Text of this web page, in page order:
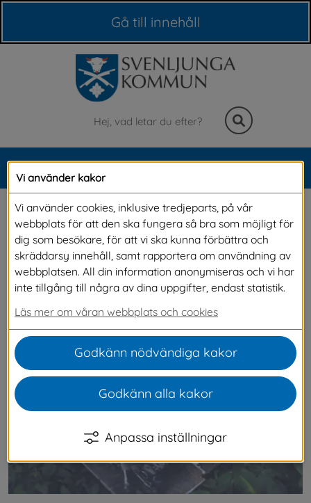
Gå till innehåll
Sök
Meny
Släktforskning och
sockenböcker
Är du intresserad av eller nyfiken på
släktforskning? På biblioteket kan du få hjälp
Vi använder kakor
Vi använder cookies, inklusive tredjeparts, på vår
webbplats för att den ska fungera så bra som möjligt för
dig som besökare, för att vi ska kunna förbättra och
skräddarsy innehåll, samt rapportera om användning av
webbplatsen. All din information anonymiseras och vi har
inte tillgång till några av dina uppgifter, endast statistik.
Läs mer om våran webbplats och cookies
Godkänn nödvändiga kakor
Godkänn alla kakor
Anpassa inställningar